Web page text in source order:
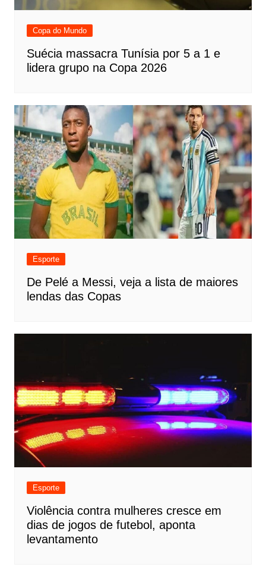
Copa do Mundo
Suécia massacra Tunísia por 5 a 1 e
lidera grupo na Copa 2026
Esporte
De Pelé a Messi, veja a lista de maiores
lendas das Copas
Esporte
Violência contra mulheres cresce em
dias de jogos de futebol, aponta
levantamento